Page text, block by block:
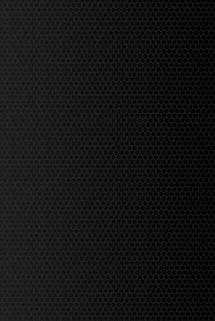
The Strokes: Reality
Awaits
27.07.2026
Das neue Album ist für die
Strokes ein
Erfahre hier, warum.